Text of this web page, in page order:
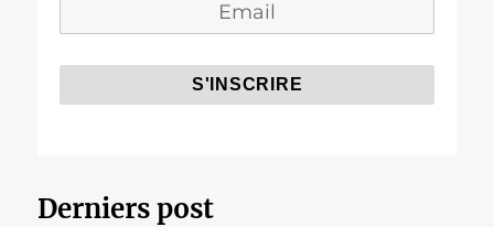
Derniers post